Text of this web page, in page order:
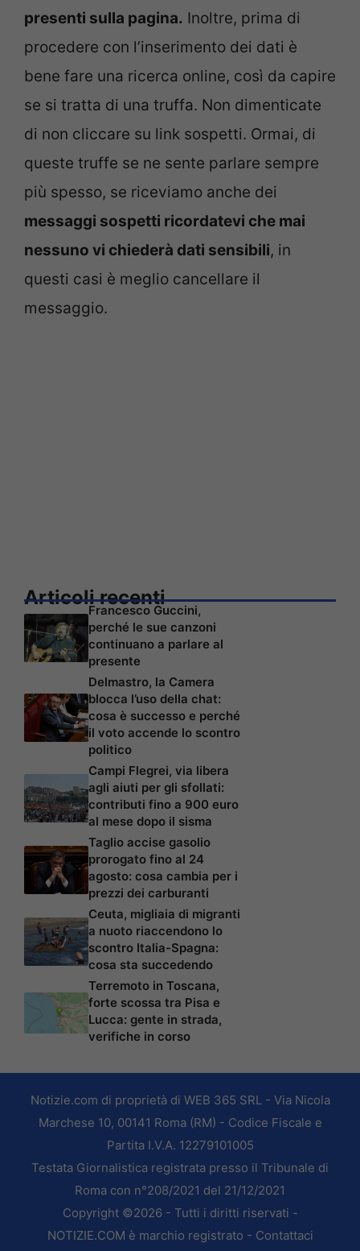
presenti sulla pagina. Inoltre, prima di
procedere con l’inserimento dei dati è
bene fare una ricerca online, così da capire
se si tratta di una truffa. Non dimenticate
di non cliccare su link sospetti. Ormai, di
queste truffe se ne sente parlare sempre
più spesso, se riceviamo anche dei
messaggi sospetti ricordatevi che mai
nessuno vi chiederà dati sensibili, in
questi casi è meglio cancellare il
messaggio.
Articoli recenti
Francesco Guccini,
perché le sue canzoni
continuano a parlare al
presente
Delmastro, la Camera
blocca l’uso della chat:
cosa è successo e perché
il voto accende lo scontro
politico
Campi Flegrei, via libera
agli aiuti per gli sfollati:
contributi fino a 900 euro
al mese dopo il sisma
Taglio accise gasolio
prorogato fino al 24
agosto: cosa cambia per i
prezzi dei carburanti
Ceuta, migliaia di migranti
a nuoto riaccendono lo
scontro Italia-Spagna:
cosa sta succedendo
Terremoto in Toscana,
forte scossa tra Pisa e
Lucca: gente in strada,
verifiche in corso
Notizie.com di proprietà di WEB 365 SRL - Via Nicola
Marchese 10, 00141 Roma (RM) - Codice Fiscale e
Partita I.V.A. 12279101005
Testata Giornalistica registrata presso il Tribunale di
Roma con n°208/2021 del 21/12/2021
Copyright ©2026 - Tutti i diritti riservati -
NOTIZIE.COM è marchio registrato - Contattaci